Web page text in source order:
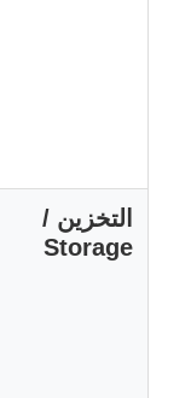
التخزين /
Storage